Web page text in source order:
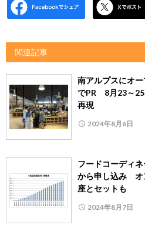
関連記事
南アルプスにオ
でPR 8月23～25
再現
2024年8月6日
フードコーディ
から申し込み オ
座とセットも
2024年8月7日